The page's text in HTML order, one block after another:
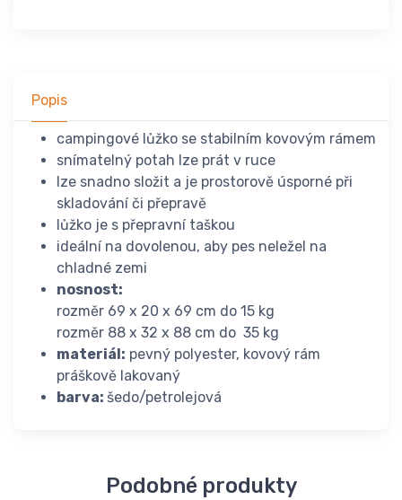
Popis
campingové lůžko se stabilním kovovým rámem
snímatelný potah lze prát v ruce
lze snadno složit a je prostorově úsporné při
skladování či přepravě
lůžko je s přepravní taškou
ideální na dovolenou, aby pes neležel na
chladné zemi
nosnost:
rozměr 69 x 20 x 69 cm do 15 kg
rozměr 88 x 32 x 88 cm do 35 kg
materiál: pevný polyester, kovový rám
práškově lakovaný
barva: šedo/petrolejová
Podobné produkty